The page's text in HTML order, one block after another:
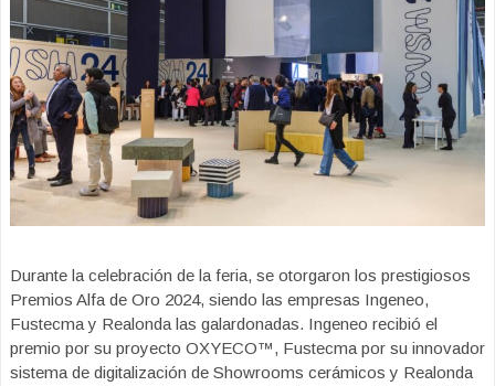
Durante la celebración de la feria, se otorgaron los prestigiosos
Premios Alfa de Oro 2024, siendo las empresas Ingeneo,
Fustecma y Realonda las galardonadas. Ingeneo recibió el
premio por su proyecto OXYECO™, Fustecma por su innovador
sistema de digitalización de Showrooms cerámicos y Realonda